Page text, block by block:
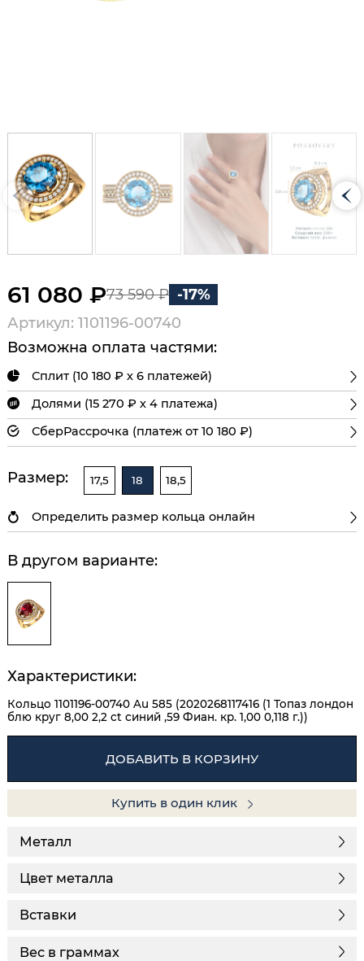
61 080 ₽73 590 ₽ -17%
Артикул: 1101196-00740
Возможна оплата частями:
Сплит (10 180 ₽ х 6 платежей)
Долями (15 270 ₽ х 4 платежа)
СберРассрочка (платеж от 10 180 ₽)
Размер: 17,5 18 18,5
Определить размер кольца онлайн
В другом варианте:
Характеристики:
Кольцо 1101196-00740 Au 585 (2020268117416 (1 Топаз лондон
блю круг 8,00 2,2 ct синий ,59 Фиан. кр. 1,00 0,118 г.))
ДОБАВИТЬ В КОРЗИНУ
Купить в один клик
Металл
Цвет металла
Вставки
Вес в граммах